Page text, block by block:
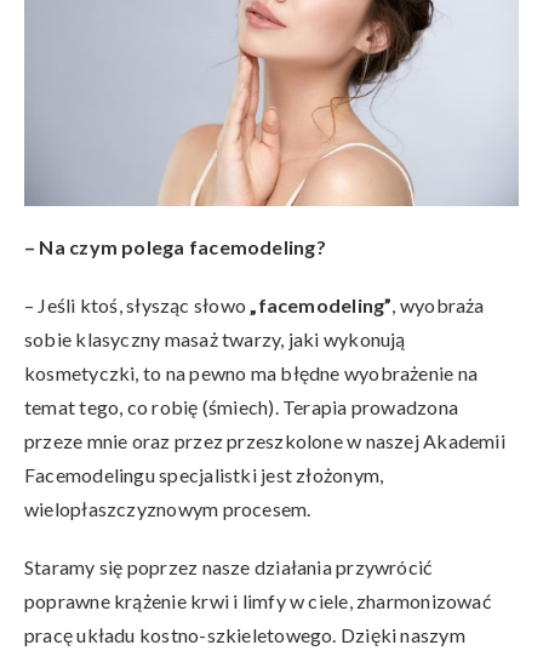
– Na czym polega facemodeling?
– Jeśli ktoś, słysząc słowo„facemodeling”, wyobraża
sobie klasyczny masaż twarzy, jaki wykonują
kosmetyczki, to na pewno ma błędne wyobrażenie na
temat tego, co robię (śmiech). Terapia prowadzona
przeze mnie oraz przez przeszkolone w naszej Akademii
Facemodelingu specjalistki jest złożonym,
wielopłaszczyznowym procesem.
Staramy się poprzez nasze działania przywrócić
poprawne krążenie krwi i limfy w ciele, zharmonizować
pracę układu kostno-szkieletowego. Dzięki naszym